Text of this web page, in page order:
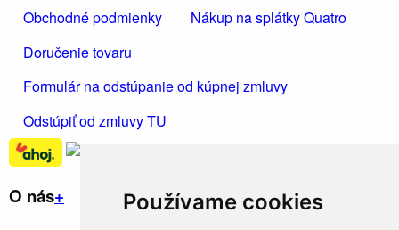
Používame cookies
Obchodné podmienky
Nákup na splátky Quatro
Doručenie tovaru
Formulár na odstúpanie od kúpnej zmluvy
Odstúpiť od zmluvy TU
O nás+